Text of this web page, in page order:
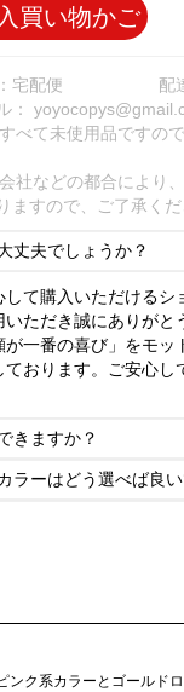
買い物かご
宅配便
配
：
べて未使用品ですの
社などの都合により
ますので、ご了承くだ
丈夫でしょうか？
して購入いただける
いただき誠にありがと
が一番の喜び」をモッ
ております。ご安心し
きますか？
ラーはどう選べば良
ク系カラーとゴールド